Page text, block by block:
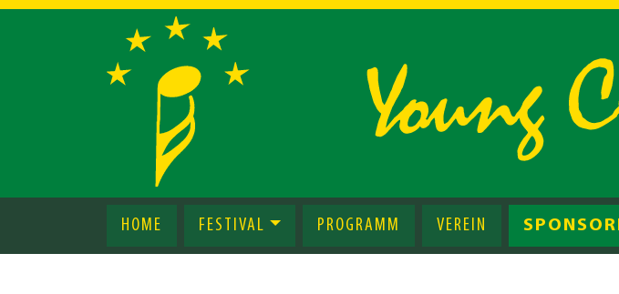
HOME FESTIVAL PROGRAMM VEREIN